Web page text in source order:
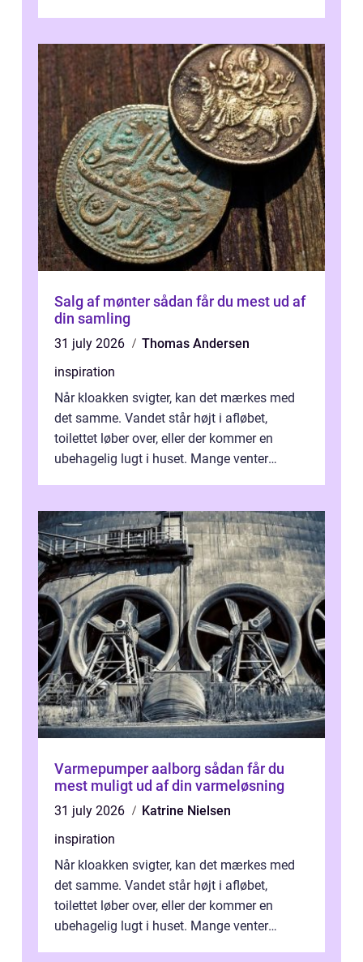
Salg af mønter sådan får du mest ud af
din samling
31 july 2026
Thomas Andersen
inspiration
Når kloakken svigter, kan det mærkes med
det samme. Vandet står højt i afløbet,
toilettet løber over, eller der kommer en
ubehagelig lugt i huset. Mange venter
Varmepumper aalborg sådan får du
mest muligt ud af din varmeløsning
31 july 2026
Katrine Nielsen
inspiration
Når kloakken svigter, kan det mærkes med
det samme. Vandet står højt i afløbet,
toilettet løber over, eller der kommer en
ubehagelig lugt i huset. Mange venter